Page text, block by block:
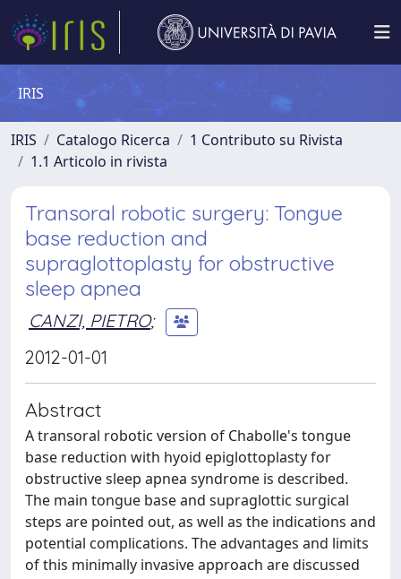
IRIS
IRIS Catalogo Ricerca
1 Contributo su Rivista
1.1 Articolo in rivista
Transoral robotic surgery: Tongue
base reduction and
supraglottoplasty for obstructive
sleep apnea
CANZI, PIETRO;
2012-01-01
Abstract
A transoral robotic version of Chabolle's tongue
base reduction with hyoid epiglottoplasty for
obstructive sleep apnea syndrome is described.
The main tongue base and supraglottic surgical
steps are pointed out, as well as the indications and
potential complications. The advantages and limits
of this minimally invasive approach are discussed